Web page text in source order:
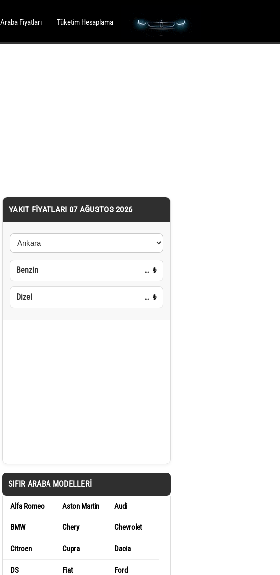
Araba Fiyatları Tüketim Hesaplama
YAKIT FIYATLARI 07 AĞUSTOS 2026
Benzin … ₺
Dizel … ₺
SIFIR ARABA MODELLERI
Alfa Romeo Aston Martin Audi
BMW Chery Chevrolet
Citroen Cupra Dacia
DS Fiat Ford